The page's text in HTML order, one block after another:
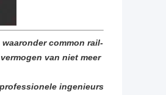
common rail-
van niet meer
ingenieurs